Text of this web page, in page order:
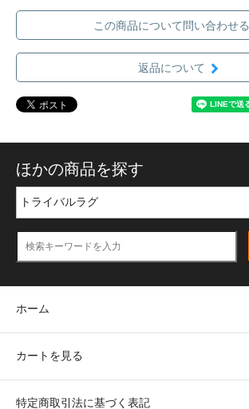
この商品について問い合わせる
返品について
ほかの商品を探す
ホーム
カートを見る
特定商取引法に基づく表記